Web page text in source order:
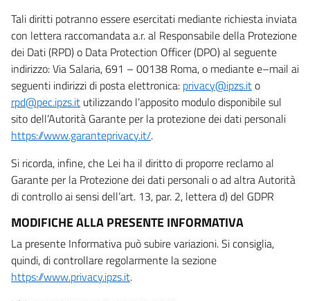
Tali diritti potranno essere esercitati mediante richiesta inviata
con lettera raccomandata a.r. al Responsabile della Protezione
dei Dati (RPD) o Data Protection Officer (DPO) al seguente
indirizzo: Via Salaria, 691 – 00138 Roma, o mediante e–mail ai
seguenti indirizzi di posta elettronica: privacy@ipzs.ito
rpd@pec.ipzs.it utilizzando l’apposito modulo disponibile sul
sito dell’Autorità Garante per la protezione dei dati personali
https://www.garanteprivacy.it/.
Si ricorda, infine, che Lei ha il diritto di proporre reclamo al
Garante per la Protezione dei dati personali o ad altra Autorità
di controllo ai sensi dell’art. 13, par. 2, lettera d) del GDPR
MODIFICHE ALLA PRESENTE INFORMATIVA
La presente Informativa può subire variazioni. Si consiglia,
quindi, di controllare regolarmente la sezione
https://www.privacy.ipzs.it.